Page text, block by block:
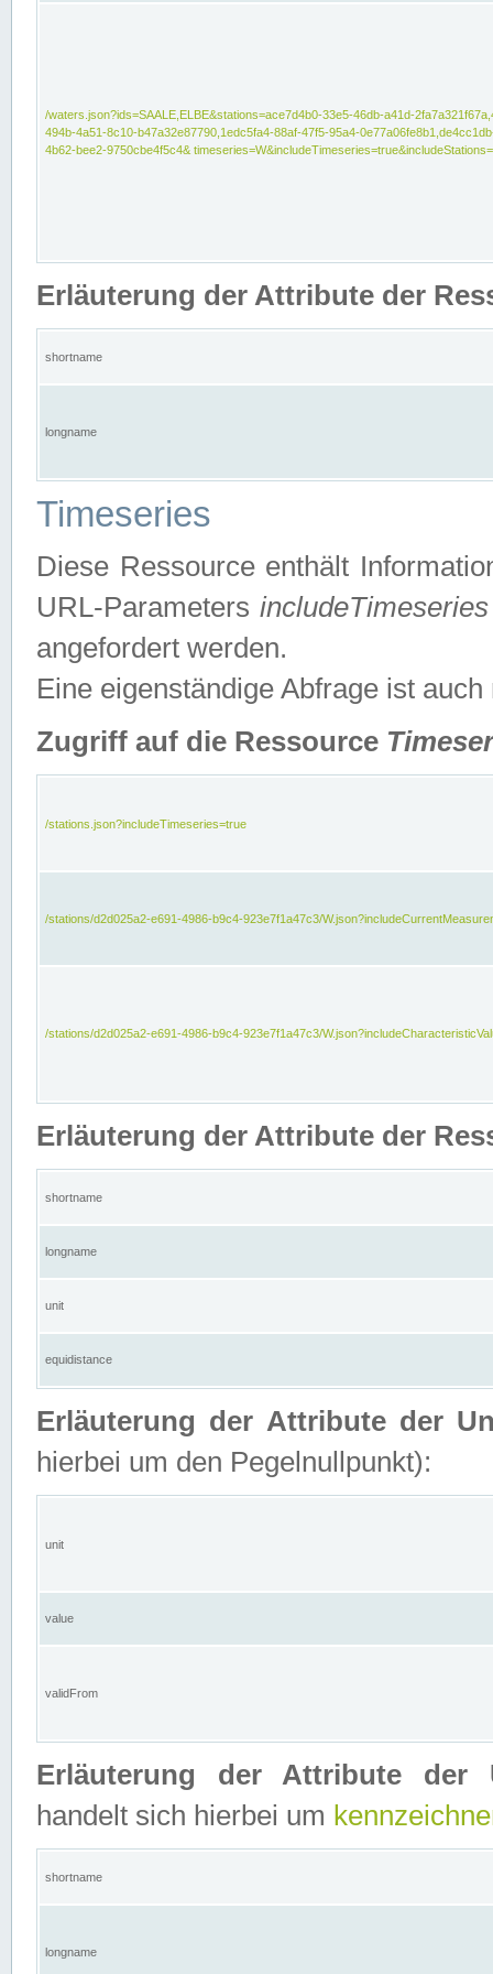
/waters.json?ids=SAALE,ELBE&stations=ace7d4b0-33e5-46db-a41d-
494b-4a51-8c10-b47a32e87790,1edc5fa4-88af-47f5-95a4-
4b62-bee2-9750cbe4f5c4&
Erläuterung der Attribute der
shortname
longname
Timeseries
Diese Ressource enthält
URL-ParametersincludeTimeseries
angefordert werden.
Eine eigenständige Abfrage ist auch
Zugriff auf die Ressource
/stations.json?includeTimeseries=true
/stations/d2d025a2-e691-4986-b9c4-923e7f1a47c3/
/stations/d2d025a2-e691-4986-b9c4-923e7f1a47c3/
Erläuterung der Attribute der
shortname
longname
unit
equidistance
Erläuterung der Attribute der
hierbei um den Pegelnullpunkt):
unit
value
validFrom
Erläuterung der Attribute der
handelt sich hierbei um
shortname
longname